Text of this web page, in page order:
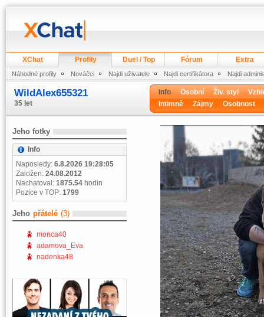
XChat Profily Duel / Top Fórum Extra
Náhodné profily Nováčci Najdi uživatele Najdi certifikátora Najdi
WildAlex655321
35 let
Info Osobní Živ. styl
Intimně
Zájmy Osobnost
Jeho fotky
Info
Naposledy: 6.8.2026 19:28:05
Založen: 24.08.2012
Nachatoval: 1875.54 hodin
Pozice v TOP: 1799
Jeho přátelé (3)
monca40
adamova_Eva
nadenka48